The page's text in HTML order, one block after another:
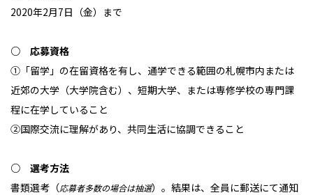
2020年2月7日（金）まで
○ 応募資格
①「留学」の在留資格を有し、通学できる範囲の札幌市内または
近郊の大学（大学院含む）、短期大学、または専修学校の専門課
程に在学していること
②国際交流に理解があり、共同生活に協調できること
○ 選考方法
書類選考（応募者多数の場合は抽選）。結果は、全員に郵送にて通知